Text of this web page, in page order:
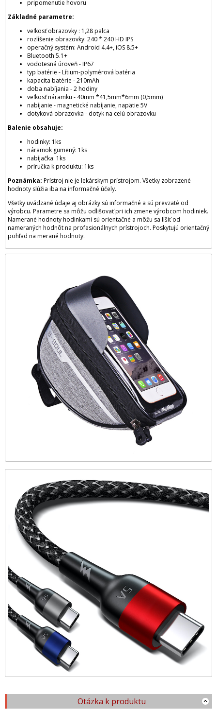
pripomenutie hovoru
Základné parametre:
veľkosť obrazovky : 1,28 palca
rozlíšenie obrazovky: 240 * 240 HD IPS
operačný systém: Android 4.4+, iOS 8.5+
Bluetooth 5.1+
vodotesná úroveň - IP67
typ batérie - Lítium-polymérová batéria
kapacita batérie - 210mAh
doba nabíjania - 2 hodiny
veľkosť náramku - 40mm *41,5mm*6mm (0,5mm)
nabíjanie - magnetické nabíjanie, napätie 5V
dotyková obrazovka - dotyk na celú obrazovku
Balenie obsahuje:
hodinky: 1ks
náramok gumený: 1ks
nabíjačka: 1ks
príručka k produktu: 1ks
Poznámka: Prístroj nie je lekárskym prístrojom. Všetky zobrazené
hodnoty slúžia iba na informačné účely.
Všetky uvádzané údaje aj obrázky sú informačné a sú prevzaté od
výrobcu. Parametre sa môžu odlišovať pri ich zmene výrobcom hodiniek.
Namerané hodnoty hodinkami sú orientačné a môžu sa líšiť od
nameraných hodnôt na profesionálnych prístrojoch. Poskytujú orientačný
pohľad na merané hodnoty.
Otázka k produktu